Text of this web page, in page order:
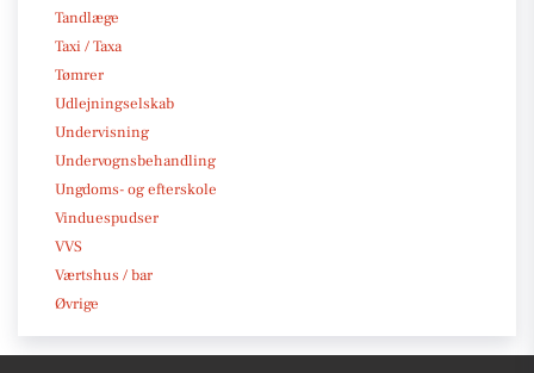
Tandlæge
Taxi / Taxa
Tømrer
Udlejningselskab
Undervisning
Undervognsbehandling
Ungdoms- og efterskole
Vinduespudser
VVS
Værtshus / bar
Øvrige